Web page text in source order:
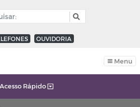
OUVIDORIA
Menu
Acesso Rápido